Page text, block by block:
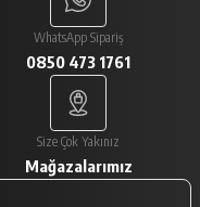
WhatsApp Sipariş
0850 473 1761
Size Çok Yakınız
Mağazalarımız